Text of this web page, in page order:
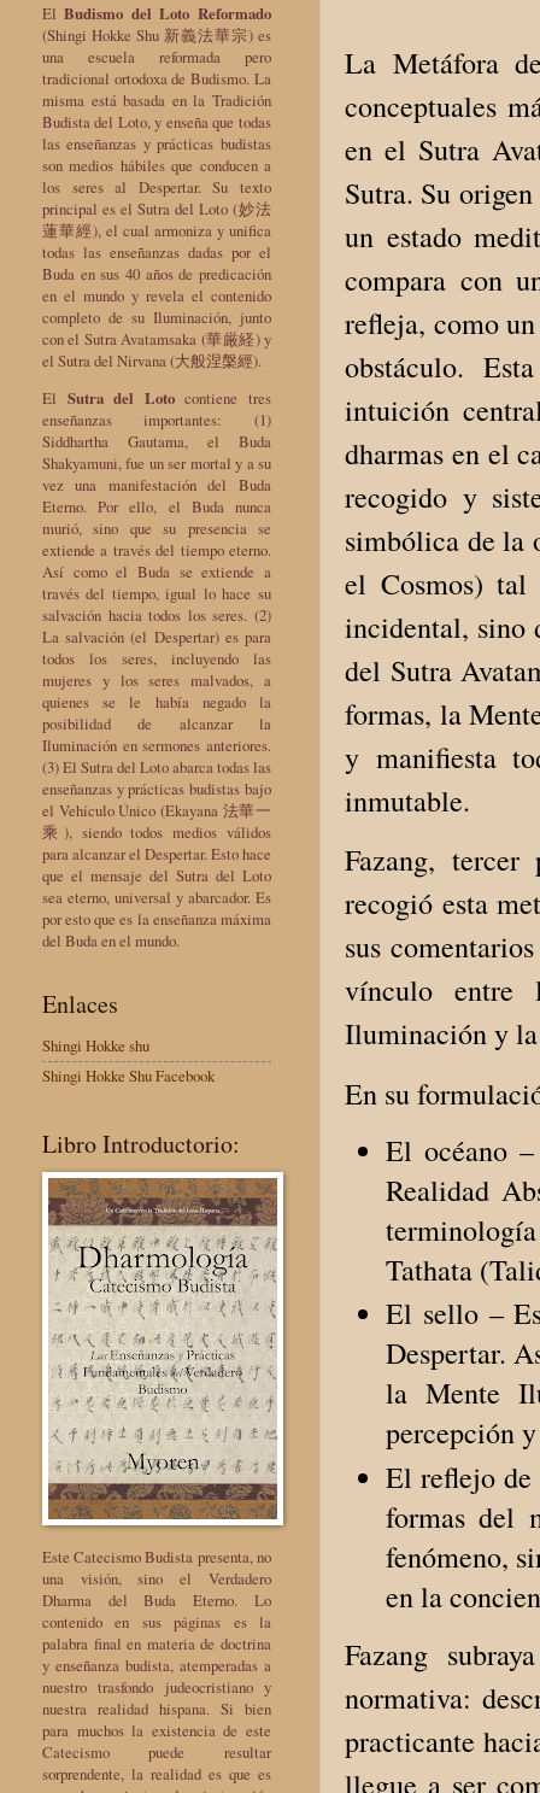
La Metáfora
conceptuales
en el Sutra
Sutra. Su
un estado
compara con
refleja, como
obstáculo.
intuición
dharmas en el
recogido y
simbólica de la
el Cosmos)
incidental, sino
del Sutra
formas, la
y manifiesta
inmutable.
Fazang,
recogió esta
sus
vínculo entre
Iluminación y la
En su
El océano
Realidad
Tathata
El sello –
Despertar.
la Mente
percepción
El reflejo de
formas del
fenómeno,
en la
Fazang
normativa:
practicante
llegue a ser
ElBudismo del Loto Reformado
(Shingi Hokke Shu 新義法華宗) es
una escuela reformada pero
tradicional ortodoxa de Budismo. La
misma está basada en la Tradición
Budista del Loto, y enseña que todas
las enseñanzas y prácticas budistas
son medios hábiles que conducen a
los seres al Despertar. Su texto
principal es el Sutra del Loto (妙法
蓮華經), el cual armoniza y unifica
todas las enseñanzas dadas por el
Buda en sus 40 años de predicación
en el mundo y revela el contenido
completo de su Iluminación, junto
con el Sutra Avatamsaka (華厳経) y
el Sutra del Nirvana (大般涅槃經).
El Sutra del Lotocontiene tres
enseñanzas importantes: (1)
Siddhartha Gautama, el Buda
Shakyamuni, fue un ser mortal y a su
vez una manifestación del Buda
Eterno. Por ello, el Buda nunca
murió, sino que su presencia se
extiende a través del tiempo eterno.
Así como el Buda se extiende a
través del tiempo, igual lo hace su
salvación hacia todos los seres. (2)
La salvación (el Despertar) es para
todos los seres, incluyendo las
mujeres y los seres malvados, a
quienes se le había negado la
posibilidad de alcanzar la
Iluminación en sermones anteriores.
(3) El Sutra del Loto abarca todas las
enseñanzas y prácticas budistas bajo
el Vehículo Único (Ekayana 法華一
乘), siendo todos medios válidos
para alcanzar el Despertar. Esto hace
que el mensaje del Sutra del Loto
sea eterno, universal y abarcador. Es
por esto que es la enseñanza máxima
del Buda en el mundo.
Enlaces
Shingi Hokke shu
Shingi Hokke Shu Facebook
Libro Introductorio:
Este Catecismo Budista presenta, no
una visión, sino el Verdadero
Dharma del Buda Eterno. Lo
contenido en sus páginas es la
palabra final en materia de doctrina
y enseñanza budista, atemperadas a
nuestro trasfondo judeocristiano y
nuestra realidad hispana. Si bien
para muchos la existencia de este
Catecismo puede resultar
sorprendente, la realidad es que es